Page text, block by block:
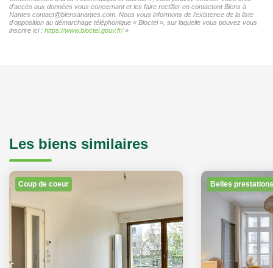
d'accès aux données vous concernant et les faire rectifier en contactant Biens à
Nantes contact@biensanantes.com. Nous vous informons de l'existence de la liste
d'opposition au démarchage téléphonique « Bloctel », sur laquelle vous pouvez vous
inscrire ici : https://www.bloctel.gouv.fr/»
Les biens similaires
Coup de coeur Belles prestations